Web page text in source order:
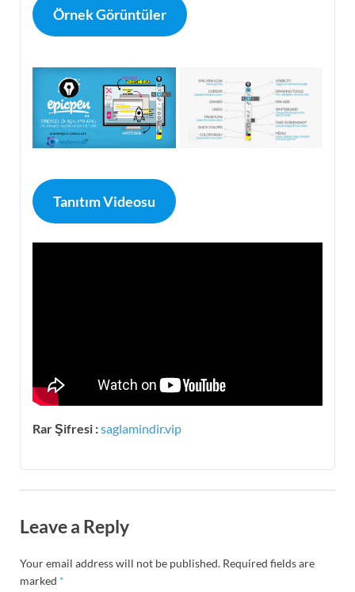
Örnek Görüntüler
Tanıtım Videosu
Rar Şifresi :saglamindir.vip
Leave a Reply
Your email address will not be published. Required fields are
marked *